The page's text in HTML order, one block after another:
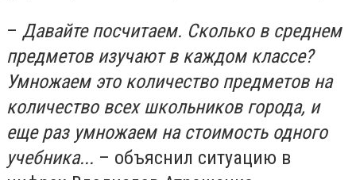
– Давайте посчитаем. Сколько в среднем
предметов изучают в каждом классе?
Умножаем это количество предметов на
количество всех школьников города, и
еще раз умножаем на стоимость одного
учебника... – объяснил ситуацию в